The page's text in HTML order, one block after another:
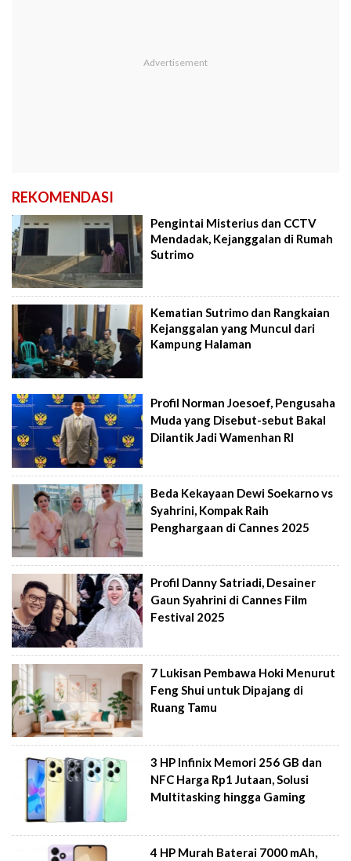
REKOMENDASI
Pengintai Misterius dan CCTV
Mendadak, Kejanggalan di Rumah
Sutrimo
Kematian Sutrimo dan Rangkaian
Kejanggalan yang Muncul dari
Kampung Halaman
Profil Norman Joesoef, Pengusaha
Muda yang Disebut-sebut Bakal
Dilantik Jadi Wamenhan RI
Beda Kekayaan Dewi Soekarno vs
Syahrini, Kompak Raih
Penghargaan di Cannes 2025
Profil Danny Satriadi, Desainer
Gaun Syahrini di Cannes Film
Festival 2025
7 Lukisan Pembawa Hoki Menurut
Feng Shui untuk Dipajang di
Ruang Tamu
3 HP Infinix Memori 256 GB dan
NFC Harga Rp1 Jutaan, Solusi
Multitasking hingga Gaming
4 HP Murah Baterai 7000 mAh,